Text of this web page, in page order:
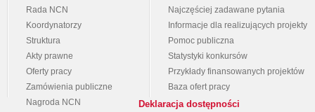
Rada NCN
Koordynatorzy
Struktura
Akty prawne
Oferty pracy
Zamówienia publiczne
Nagroda NCN
Najczęściej zadawane pytania
Informacje dla realizujących projekty
Pomoc publiczna
Statystyki konkursów
Przykłady finansowanych projektów
Baza ofert pracy
Deklaracja dostępności